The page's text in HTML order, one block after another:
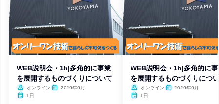
WEB説明会・1h|多角的に事業
を展開するものづくりについて
オンライン
2026年6月
1日
WEB説明会・1h|多角的に
を展開するものづくりにつ
オンライン
2026年6月
1日